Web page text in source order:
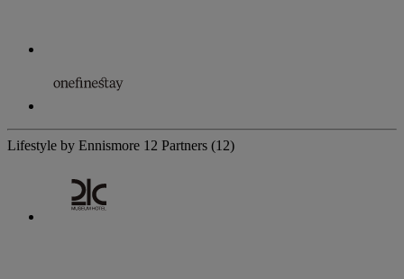
Lifestyle by Ennismore 12 Partners (12)